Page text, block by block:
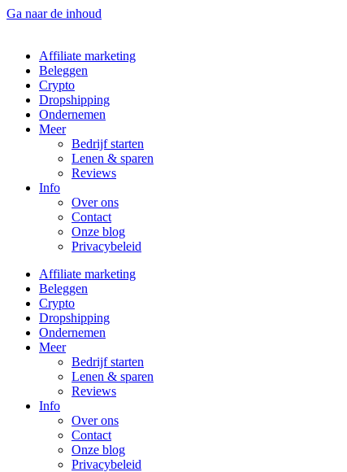
Ga naar de inhoud
Affiliate marketing
Beleggen
Crypto
Dropshipping
Ondernemen
Meer
Bedrijf starten
Lenen & sparen
Reviews
Info
Over ons
Contact
Onze blog
Privacybeleid
Affiliate marketing
Beleggen
Crypto
Dropshipping
Ondernemen
Meer
Bedrijf starten
Lenen & sparen
Reviews
Info
Over ons
Contact
Onze blog
Privacybeleid